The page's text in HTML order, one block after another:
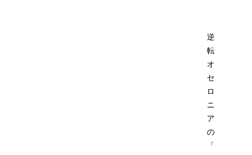
逆
転
オ
セ
ロ
ニ
ア
の
「